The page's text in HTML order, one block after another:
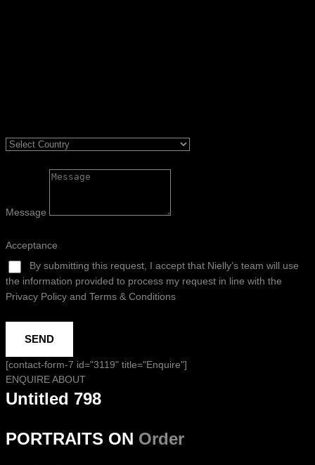
Message
Acceptance
By submitting this request, I accept that Nielly’s team will use
the information provided to process my request in line with the
Privacy Policy and Terms & Conditions
SEND
[contact-form-7 id="3119" title="Enquire"]
ENQUIRE ABOUT
Untitled 798
PORTRAITS ON Order